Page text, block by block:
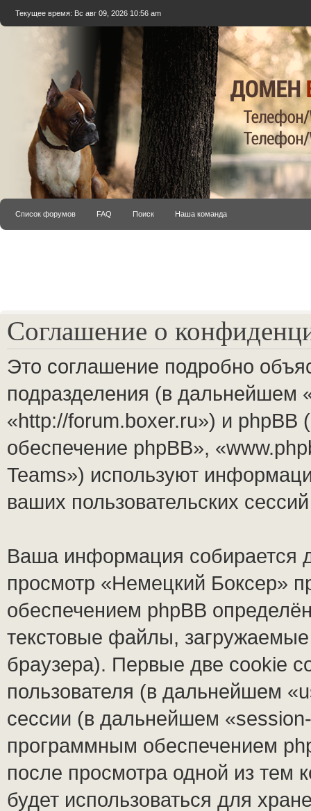
Текущее время: Вс авг 09, 2026 10:56 am
Список форумов FAQ Поиск Наша команда
Соглашение о
Это соглашение подробно
подразделения (в
«http://forum.boxer.ru») и
обеспечение phpBB»,
Teams») используют
ваших пользовательских
Ваша информация собирается
просмотр «Немецкий Боксер»
обеспечением phpBB
текстовые файлы,
браузера). Первые две cookie
пользователя (в дальнейшем
сессии (в дальнейшем
программным обеспечением
после просмотра одной из тем
будет использоваться для